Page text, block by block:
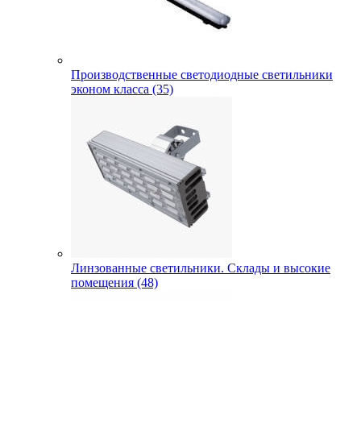
Производственные светодиодные светильники
эконом класса (35)
Линзованные светильники. Склады и высокие
помещения (48)